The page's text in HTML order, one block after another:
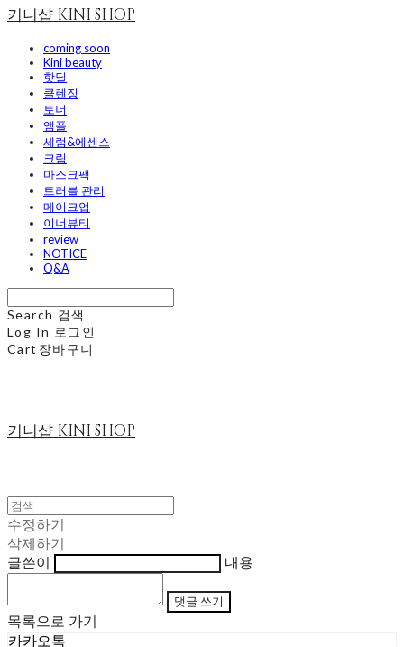
키니샵 KINI SHOP
coming soon
Kini beauty
핫딜
클렌징
토너
앰플
세럼&에센스
크림
마스크팩
트러블 관리
메이크업
이너뷰티
review
NOTICE
Q&A
Search 검색
Log In 로그인
Cart 장바구니
키니샵 KINI SHOP
수정하기
삭제하기
글쓴이
내용
댓글 쓰기
목록으로 가기
카카오톡